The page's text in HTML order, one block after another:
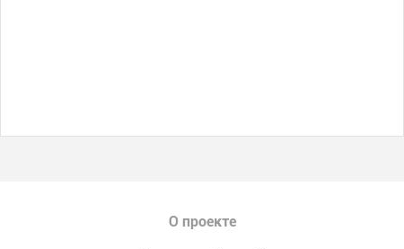
О проекте